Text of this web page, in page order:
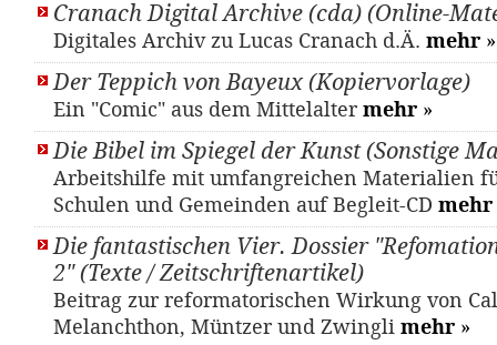
Cranach Digital Archive (cda) (Online-
Digitales Archiv zu Lucas Cranach d.Ä. mehr »
Der Teppich von Bayeux (Kopiervorlage)
Ein "Comic" aus dem Mittelaltermehr »
Die Bibel im Spiegel der Kunst (Sonstige
Arbeitshilfe mit umfangreichen Materialien
Schulen und Gemeinden auf Begleit-CD mehr
Die fantastischen Vier. Dossier
2" (Texte / Zeitschriftenartikel)
Beitrag zur reformatorischen Wirkung von
Melanchthon, Müntzer und Zwingli mehr »